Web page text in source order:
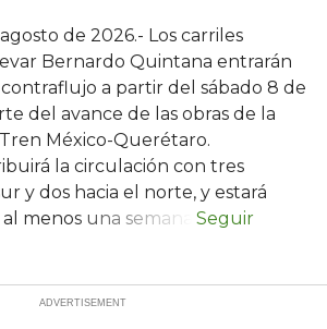
de 2026.- Los carriles
Bernardo Quintana entrarán
a partir del sábado 8 de
del avance de las obras de la
México-Querétaro.
la circulación con tres
y dos hacia el norte, y estará
menos una semana.